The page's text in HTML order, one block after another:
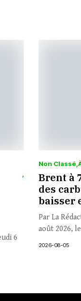
6
Non Classé
Brent à
des
baisser
Par La
août 2026,
2026-08-05